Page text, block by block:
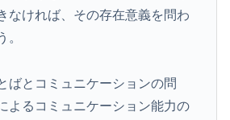
なければ、その存在意義を問わ
。
ばとコミュニケーションの問
よるコミュニケーション能力の